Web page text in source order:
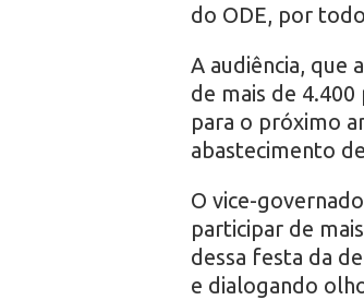
do ODE, por
A audiência, que
de mais de
para o próximo
abastecimento
O vice-
participar de
dessa festa da
e dialogando